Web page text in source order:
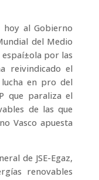
hoy al Gobierno
del Medio
por las
reivindicado el
en pro del
que paraliza el
de las que
Vasco apuesta
de JSE-Egaz,
renovables